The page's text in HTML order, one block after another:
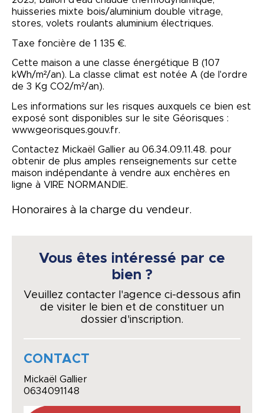
huisseries mixte bois/aluminium double vitrage,
stores, volets roulants aluminium électriques.
Taxe foncière de 1 135 €.
Cette maison a une classe énergétique B (107
kWh/m²/an). La classe climat est notée A (de l'ordre
de 3 Kg CO2/m²/an).
Les informations sur les risques auxquels ce bien est
exposé sont disponibles sur le site Géorisques :
www.georisques.gouv.fr.
Contactez Mickaël Gallier au 06.34.09.11.48. pour
obtenir de plus amples renseignements sur cette
maison indépendante à vendre aux enchères en
ligne à VIRE NORMANDIE.
Honoraires à la charge du vendeur.
Vous êtes intéressé par ce
bien ?
Veuillez contacter l'agence ci-dessous afin
de visiter le bien et de constituer un
dossier d'inscription.
CONTACT
Mickaël Gallier
0634091148